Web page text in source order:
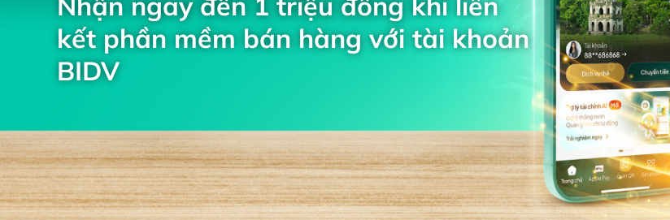
kết phần mềm bán hàng với tài khoản
BIDV